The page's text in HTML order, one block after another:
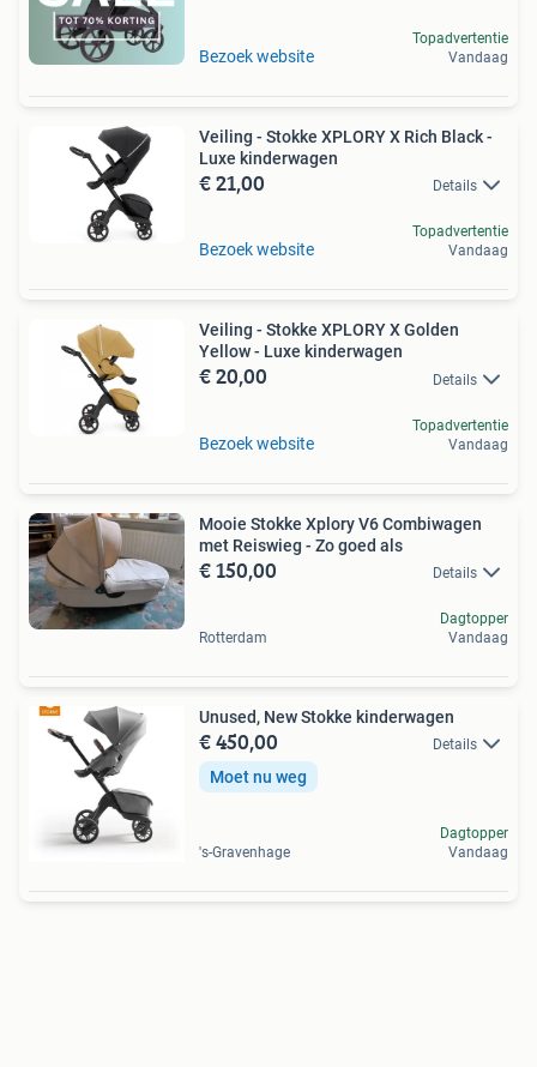
Bezoek website
Topadvertentie
Vandaag
Veiling - Stokke XPLORY X Rich Black -
Luxe kinderwagen
€ 21,00 Details
Bezoek website
Topadvertentie
Vandaag
Veiling - Stokke XPLORY X Golden
Yellow - Luxe kinderwagen
€ 20,00 Details
Bezoek website
Topadvertentie
Vandaag
Mooie Stokke Xplory V6 Combiwagen
met Reiswieg - Zo goed als
€ 150,00 Details
Rotterdam
Dagtopper
Vandaag
Unused, New Stokke kinderwagen
€ 450,00 Details
Moet nu weg
's-Gravenhage
Dagtopper
Vandaag